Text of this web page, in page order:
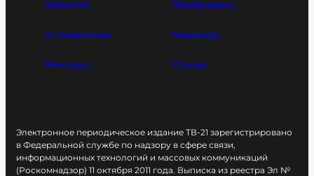
Новости Программы
О компании Команда
Реклама Статьи
Электронное периодическое издание ТВ-21 зарегистрировано
в Федеральной службе по надзору в сфере связи,
информационных технологий и массовых коммуникаций
(Роскомнадзор) 11 октября 2011 года. Выписка из реестра Эл №